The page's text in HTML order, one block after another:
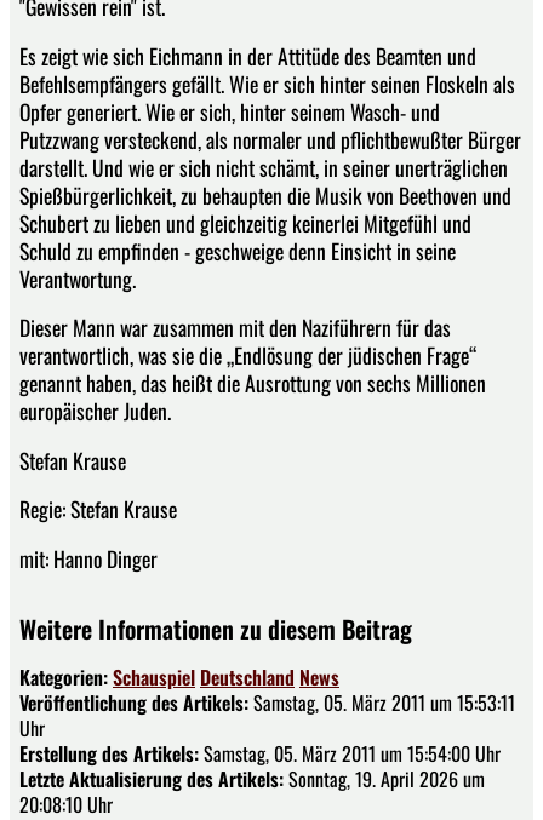
Es zeigt wie sich Eichmann in der Attitüde des Beamten und
Befehlsempfängers gefällt. Wie er sich hinter seinen Floskeln als
Opfer generiert. Wie er sich, hinter seinem Wasch- und
Putzzwang versteckend, als normaler und pflichtbewußter Bürger
darstellt. Und wie er sich nicht schämt, in seiner unerträglichen
Spießbürgerlichkeit, zu behaupten die Musik von Beethoven und
Schubert zu lieben und gleichzeitig keinerlei Mitgefühl und
Schuld zu empfinden - geschweige denn Einsicht in seine
Verantwortung.
Dieser Mann war zusammen mit den Naziführern für das
verantwortlich, was sie die „Endlösung der jüdischen Frage“
genannt haben, das heißt die Ausrottung von sechs Millionen
europäischer Juden.
Stefan Krause
Regie: Stefan Krause
mit: Hanno Dinger
Weitere Informationen zu diesem Beitrag
Kategorien:Schauspiel Deutschland News
Veröffentlichung des Artikels:Samstag, 05. März 2011 um 15:53:11
Uhr
Erstellung des Artikels:Samstag, 05. März 2011 um 15:54:00 Uhr
Letzte Aktualisierung des Artikels:Sonntag, 19. April 2026 um
20:08:10 Uhr